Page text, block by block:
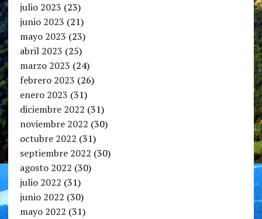
julio 2023 (23)
junio 2023 (21)
mayo 2023 (23)
abril 2023 (25)
marzo 2023 (24)
febrero 2023 (26)
enero 2023 (31)
diciembre 2022 (31)
noviembre 2022 (30)
octubre 2022 (31)
septiembre 2022 (30)
agosto 2022 (30)
julio 2022 (31)
junio 2022 (30)
mayo 2022 (31)